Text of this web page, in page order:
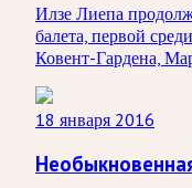
Илзе Лиепа
балета, первой
Ковент-Гардена,
18 января 2016